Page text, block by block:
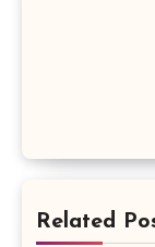
Related